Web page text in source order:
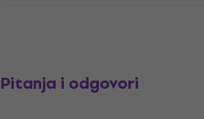
Pitanja i odgovori